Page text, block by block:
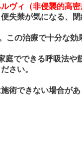
ヴィ（非侵襲的高
失禁が気になる、
この治療で十分な
庭でできる呼吸法
さい。
術できない場合があ